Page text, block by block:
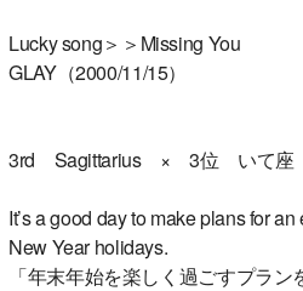
Lucky song＞＞Missing You
GLAY（2000/11/15）
3rd Sagittarius × 3位 いて座
It’s a good day to make plans for
New Year holidays.
「年末年始を楽しく過ごすプラン